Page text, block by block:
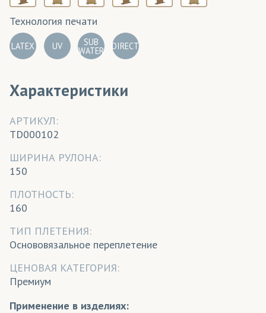
Технология печати
LATEX UV SUB
WATER DIRECT
Характеристики
АРТИКУЛ:
TD000102
ШИРИНА РУЛОНА:
150
ПЛОТНОСТЬ:
160
ТИП ПЛЕТЕНИЯ:
Основовязальное переплетение
ЦЕНОВАЯ КАТЕГОРИЯ:
Премиум
Применение в изделиях: